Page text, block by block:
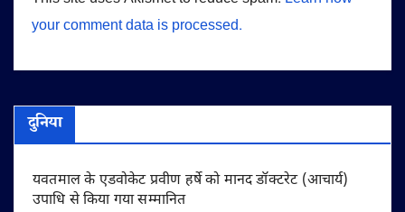
your comment data is processed.
दुनिया
यवतमाल के एडवोकेट प्रवीण हर्षे को मानद डॉक्टरेट (आचार्य)
उपाधि से किया गया सम्मानित